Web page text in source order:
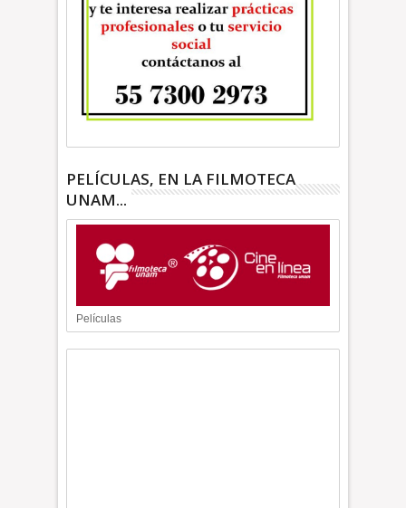
PELÍCULAS, EN LA FILMOTECA
UNAM...
Películas